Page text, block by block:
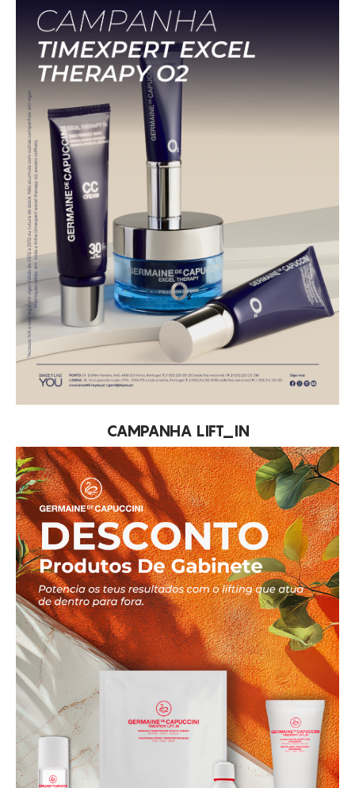
CONSUMÍVEIS
ASSISTÊNCIA TÉCNICA
CONTACTOS
JEAN KLEBERT
FEETCALM
GERMAINE DE CAPUCCINI
TOSKANI
CAMPANHA LIFT_IN